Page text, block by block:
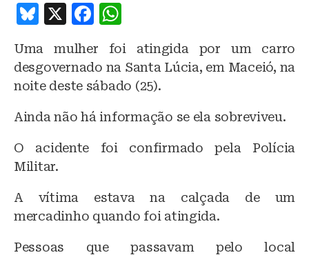
B
e
s
y
X
F
c
e
o
o
at
s
p
p
Uma mulher foi atingida por um carro
desgovernado na Santa Lúcia, em Maceió, na
noite deste sábado (25).
Ainda não há informação se ela sobreviveu.
O acidente foi confirmado pela Polícia
Militar.
A vítima estava na calçada de um
mercadinho quando foi atingida.
Pessoas que passavam pelo local